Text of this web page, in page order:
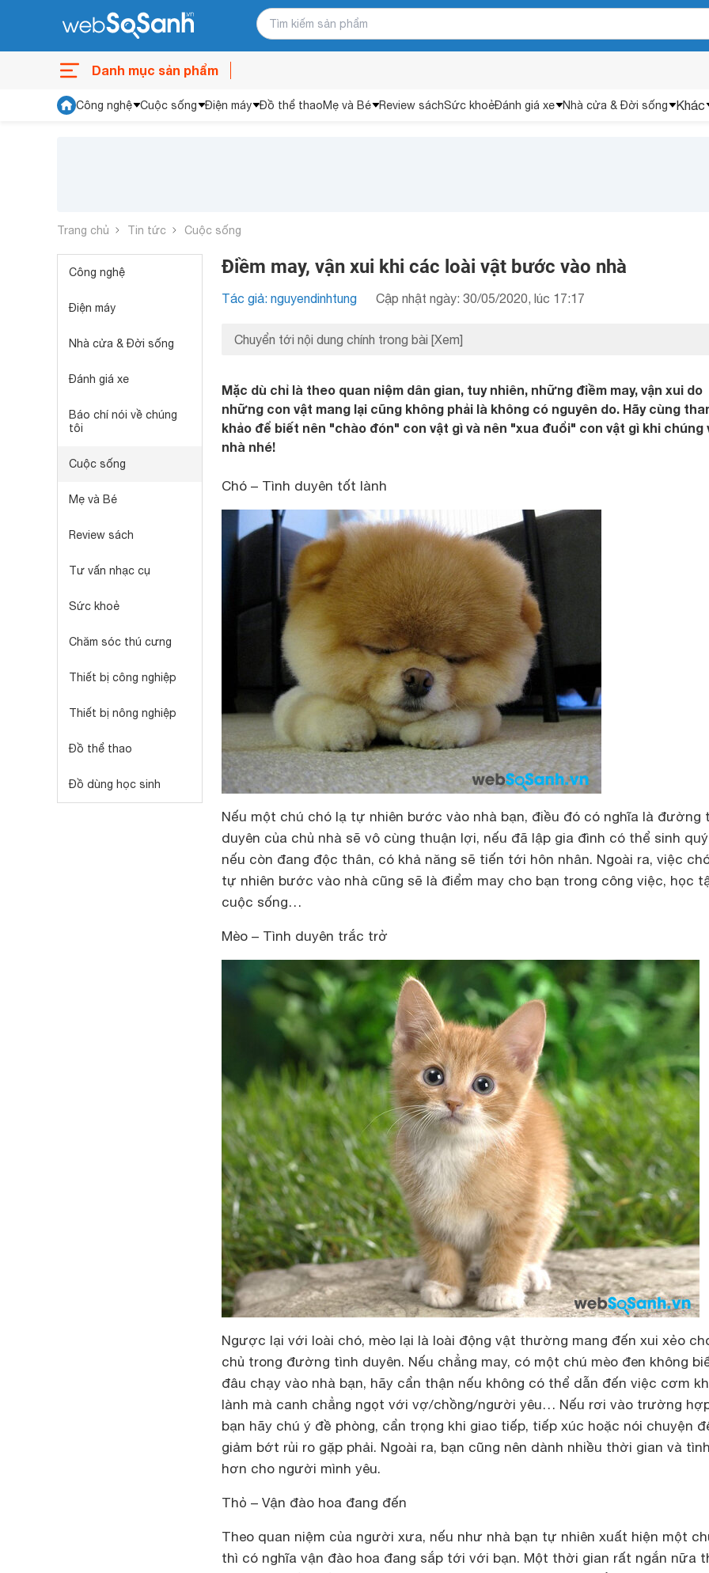
Danh mục sản phẩm
Công nghệ Cuộc sống Điện máy Đồ thể thaoMẹ và Bé Review sáchSức khoẻĐánh giá xe Nhà cửa & Đời sống Khác
Trang chủ Tin tức Cuộc sống
Công nghệ
Điện máy
Nhà cửa & Đời sống
Đánh giá xe
Báo chí nói về chúng
tôi
Cuộc sống
Mẹ và Bé
Review sách
Tư vấn nhạc cụ
Sức khoẻ
Chăm sóc thú cưng
Thiết bị công nghiệp
Thiết bị nông nghiệp
Đồ thể thao
Đồ dùng học sinh
Điềm may, vận xui khi các loài vật bước vào nhà
Tác giả: nguyendinhtung Cập nhật ngày: 30/05/2020, lúc 17:17
Chuyển tới nội dung chính trong bài [Xem]
Mặc dù chỉ là theo quan niệm dân gian, tuy nhiên, những điềm may, vận xui do
những con vật mang lại cũng không phải là không có nguyên do. Hãy cùng
khảo để biết nên "chào đón" con vật gì và nên "xua đuổi" con vật gì khi chúng
nhà nhé!
Chó – Tình duyên tốt lành
Nếu một chú chó lạ tự nhiên bước vào nhà bạn, điều đó có nghĩa là đường
duyên của chủ nhà sẽ vô cùng thuận lợi, nếu đã lập gia đình có thể sinh
nếu còn đang độc thân, có khả năng sẽ tiến tới hôn nhân. Ngoài ra, việc
tự nhiên bước vào nhà cũng sẽ là điểm may cho bạn trong công việc, học
cuộc sống…
Mèo – Tình duyên trắc trở
Ngược lại với loài chó, mèo lại là loài động vật thường mang đến xui xẻo
chủ trong đường tình duyên. Nếu chẳng may, có một chú mèo đen không
đâu chạy vào nhà bạn, hãy cẩn thận nếu không có thể dẫn đến việc cơm
lành mà canh chẳng ngọt với vợ/chồng/người yêu… Nếu rơi vào trường
bạn hãy chú ý đề phòng, cẩn trọng khi giao tiếp, tiếp xúc hoặc nói chuyện
giảm bớt rủi ro gặp phải. Ngoài ra, bạn cũng nên dành nhiều thời gian và
hơn cho người mình yêu.
Thỏ – Vận đào hoa đang đến
Theo quan niệm của người xưa, nếu như nhà bạn tự nhiên xuất hiện một
thì có nghĩa vận đào hoa đang sắp tới với bạn. Một thời gian rất ngắn nữa